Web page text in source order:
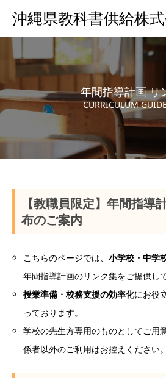
沖縄県教科書供給株
年間指導計画 リ
CURRICULUM
【教職員限定】年間指導
布のご案内
こちらのページでは、小学校・中学
年間指導計画のリンク集をご提供し
授業準備・校務支援の効率化にお役
っております。
学校の先生方専用のものとしてご用
係者以外のご利用はお控えください。